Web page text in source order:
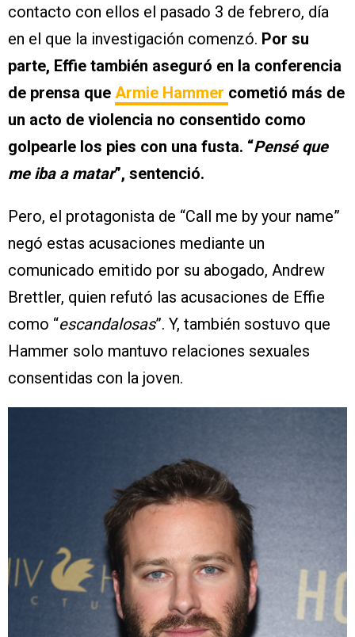
contacto con ellos el pasado 3 de febrero, día
en el que la investigación comenzó. Por su
parte, Effie también aseguró en la conferencia
de prensa que Armie Hammer cometió más de
un acto de violencia no consentido como
golpearle los pies con una fusta. “Pensé que
me iba a matar”, sentenció.
Pero, el protagonista de “Call me by your name”
negó estas acusaciones mediante un
comunicado emitido por su abogado, Andrew
Brettler, quien refutó las acusaciones de Effie
como “escandalosas”. Y, también sostuvo que
Hammer solo mantuvo relaciones sexuales
consentidas con la joven.